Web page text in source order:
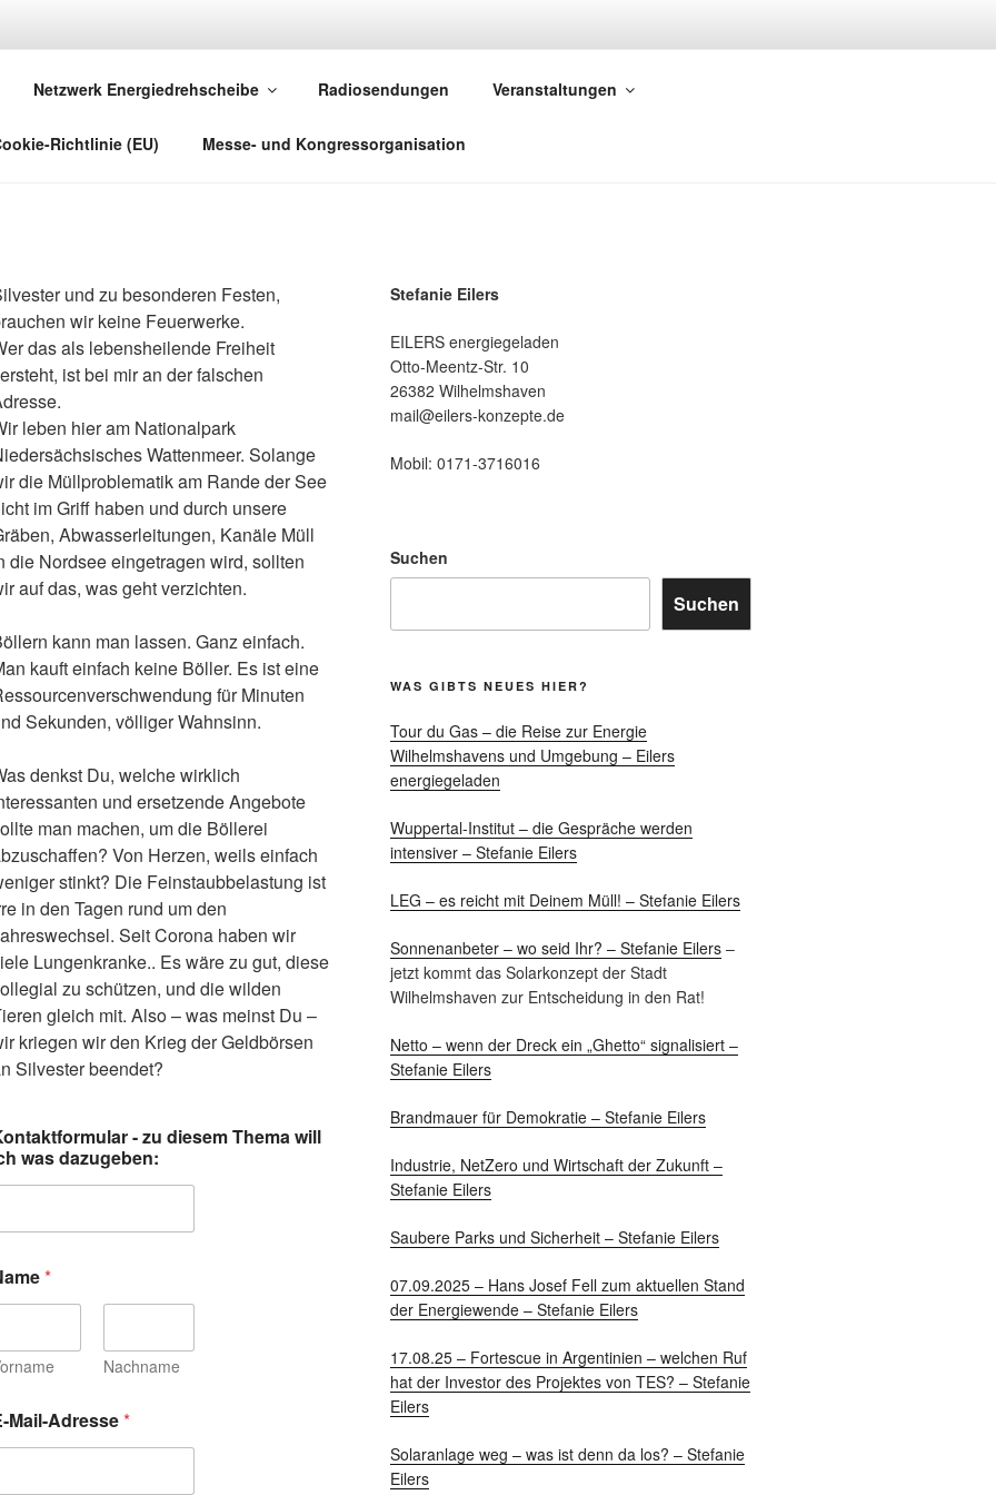
Netzwerk Energiedrehscheibe Radiosendungen Veranstaltungen
Richtlinie (EU) Messe- und Kongressorganisation
und zu besonderen Festen,
wir keine Feuerwerke.
das als lebensheilende Freiheit
ist bei mir an der falschen
leben hier am Nationalpark
Wattenmeer. Solange
die Müllproblematik am Rande der See
im Griff haben und durch unsere
Abwasserleitungen, Kanäle Müll
die Nordsee eingetragen wird, sollten
auf das, was geht verzichten.
kann man lassen. Ganz einfach.
kauft einfach keine Böller. Es ist eine
für Minuten
Sekunden, völliger Wahnsinn.
denkst Du, welche wirklich
und ersetzende Angebote
man machen, um die Böllerei
Von Herzen, weils einfach
stinkt? Die Feinstaubbelastung ist
in den Tagen rund um den
Seit Corona haben wir
Lungenkranke.. Es wäre zu gut, diese
zu schützen, und die wilden
gleich mit. Also – was meinst Du –
kriegen wir den Krieg der Geldbörsen
Silvester beendet?
- zu diesem Thema will
was dazugeben:
*
Nachname
Mail-Adresse*
Stefanie Eilers
EILERS energiegeladen
Otto-Meentz-Str. 10
26382 Wilhelmshaven
mail@eilers-konzepte.de
Mobil: 0171-3716016
Suchen
Suchen
WAS GIBTS NEUES HIER?
Tour du Gas – die Reise zur Energie
Wilhelmshavens und Umgebung – Eilers
energiegeladen
Wuppertal-Institut – die Gespräche werden
intensiver – Stefanie Eilers
LEG – es reicht mit Deinem Müll! – Stefanie Eilers
Sonnenanbeter – wo seid Ihr? – Stefanie Eilers–
jetzt kommt das Solarkonzept der Stadt
Wilhelmshaven zur Entscheidung in den Rat!
Netto – wenn der Dreck ein „Ghetto“ signalisiert –
Stefanie Eilers
Brandmauer für Demokratie – Stefanie Eilers
Industrie, NetZero und Wirtschaft der Zukunft –
Stefanie Eilers
Saubere Parks und Sicherheit – Stefanie Eilers
07.09.2025 – Hans Josef Fell zum aktuellen Stand
der Energiewende – Stefanie Eilers
17.08.25 – Fortescue in Argentinien – welchen Ruf
hat der Investor des Projektes von TES? – Stefanie
Eilers
Solaranlage weg – was ist denn da los? – Stefanie
Eilers